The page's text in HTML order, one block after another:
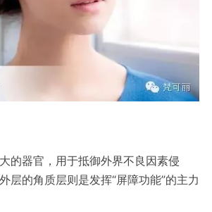
器官，用于抵御外界不良因素侵
层的角质层则是发挥“屏障功能”的主力